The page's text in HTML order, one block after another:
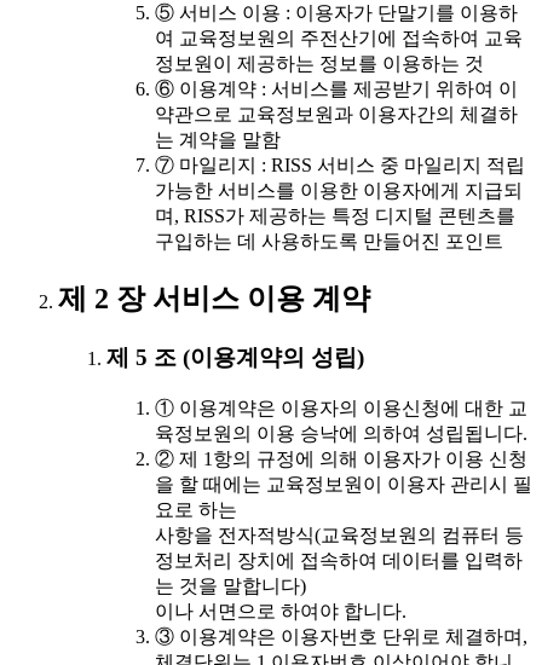
⑤ 서비스 이용 : 이용자가 단말기를 이용하
여 교육정보원의 주전산기에 접속하여 교육
정보원이 제공하는 정보를 이용하는 것
⑥ 이용계약 : 서비스를 제공받기 위하여 이
약관으로 교육정보원과 이용자간의 체결하
는 계약을 말함
⑦ 마일리지 : RISS 서비스 중 마일리지 적립
가능한 서비스를 이용한 이용자에게 지급되
며, RISS가 제공하는 특정 디지털 콘텐츠를
구입하는 데 사용하도록 만들어진 포인트
제 2 장 서비스 이용 계약
제 5 조 (이용계약의 성립)
① 이용계약은 이용자의 이용신청에 대한 교
육정보원의 이용 승낙에 의하여 성립됩니다.
② 제 1항의 규정에 의해 이용자가 이용 신청
을 할 때에는 교육정보원이 이용자 관리시 필
요로 하는
사항을 전자적방식(교육정보원의 컴퓨터 등
정보처리 장치에 접속하여 데이터를 입력하
는 것을 말합니다)
이나 서면으로 하여야 합니다.
③ 이용계약은 이용자번호 단위로 체결하며,